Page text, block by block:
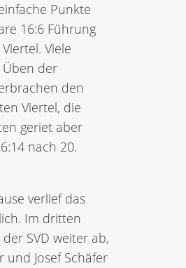
Punkte
16:6 Führung
Viele
Üben der
den
Viertel, die
geriet aber
nach 20.
verlief das
Im dritten
SVD weiter ab,
und Josef Schäfer